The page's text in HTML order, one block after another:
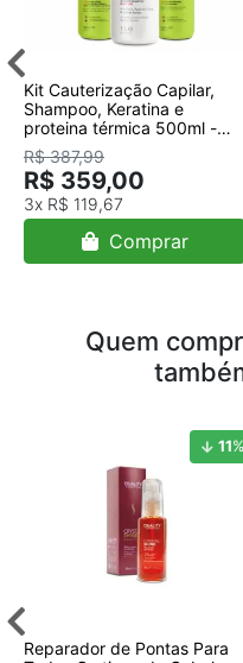
Kit Cauterização Capilar,
Shampoo, Keratina e
proteina térmica 500ml -
Quality
R$ 387,99
R$ 359,00
3x R$ 119,67
Comprar
Quem
11%
Reparador de Pontas Para